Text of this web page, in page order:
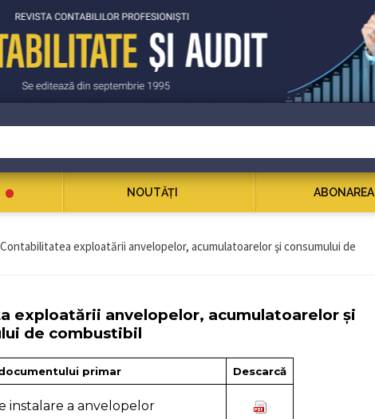
NOUTĂŢI ABONAREA
Contabilitatea exploatării anvelopelor, acumulatoarelor şi consumului de
exploatării anvelopelor, acumulatoarelor și
de combustibil
primar Descarcă
instalare a anvelopelor